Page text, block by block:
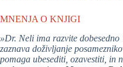
MNENJA O KNJIGI
»Dr. Neli ima razvite
zaznava doživljanje
pomaga ubesediti, ozavestiti, in